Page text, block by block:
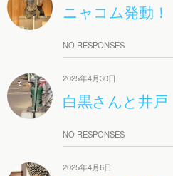
ニャコム発動！
NO RESPONSES
2025年4月30日
白黒さんと井戸
NO RESPONSES
2025年4月6日